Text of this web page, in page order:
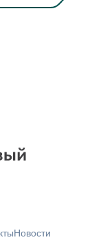
Новости